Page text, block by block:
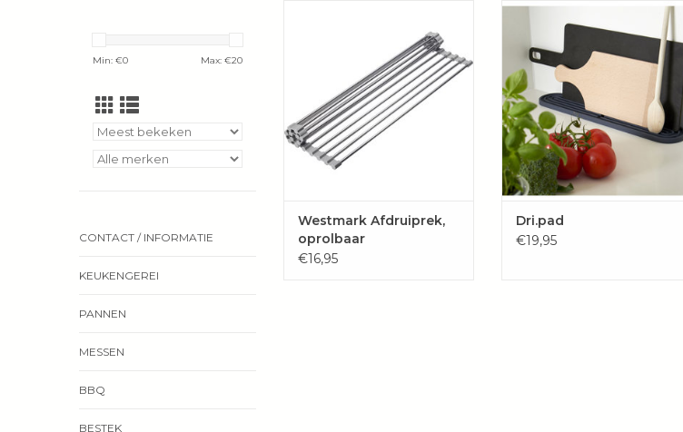
Min: €0 Max: €20
CONTACT / INFORMATIE
KEUKENGEREI
PANNEN
MESSEN
BBQ
BESTEK
drogen van afwas en pannen op
je aanrecht of boven je
gootsteen.
TOEVOEGEN AAN
WINKELWAGEN
Westmark Afdruiprek,
oprolbaar
€16,95
Dri.Pad = Nog meer orde rond de
gootsteen.
Dri.pad
€19,95